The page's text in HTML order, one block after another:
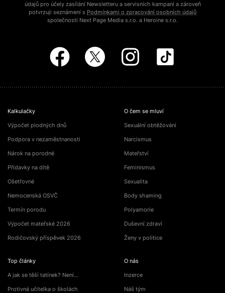
údajů pro účely zasílání Newsletteru a servisních kampaní a zároveň
potvrzuji seznámení s Podmínkami o zpracování osobních údajů
společností Next Page Media s.r.o. a Heroine s.r.o.
Kalkulačky
Výpočet plodných dnů
Podpora v nezaměstnanosti
Nárok na porodné
Přídavky na dítě
Ošetřovné
Nemocenská OSVČ
Termín porodu
Výpočet mateřské 2026
Rodičovský příspěvek 2026
Top články
A jak se těší tatínek? Není…
Protivná učitelka o školách
O čem se mluví
Sexuální obtěžování
Narcismus
Mateřství
Feminismus
Sexualita
Body shaming
Polyamorie
Duševní zdraví
Ženy v politice
O nás
Inzerce
Náš tým